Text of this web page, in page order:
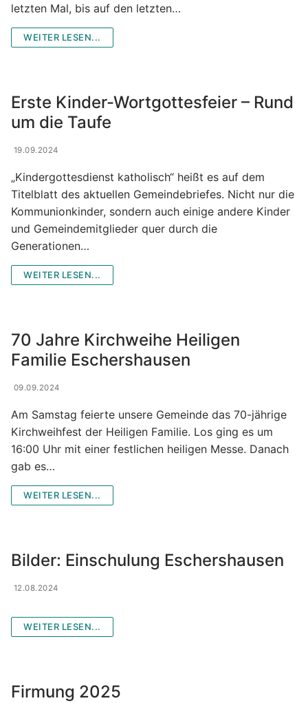
letzten Mal, bis auf den letzten…
WEITER LESEN...
Erste Kinder-Wortgottesfeier – Rund
um die Taufe
19.09.2024
„Kindergottesdienst katholisch“ heißt es auf dem
Titelblatt des aktuellen Gemeindebriefes. Nicht nur die
Kommunionkinder, sondern auch einige andere Kinder
und Gemeindemitglieder quer durch die
Generationen…
WEITER LESEN...
70 Jahre Kirchweihe Heiligen
Familie Eschershausen
09.09.2024
Am Samstag feierte unsere Gemeinde das 70-jährige
Kirchweihfest der Heiligen Familie. Los ging es um
16:00 Uhr mit einer festlichen heiligen Messe. Danach
gab es…
WEITER LESEN...
Bilder: Einschulung Eschershausen
12.08.2024
WEITER LESEN...
Firmung 2025